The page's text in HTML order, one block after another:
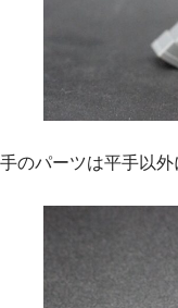
手のパーツは平手以外